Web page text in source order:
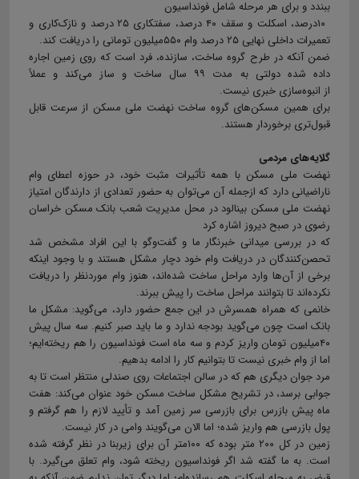
ببندد و برای هر مرحله شامل فونداسیون
۱۰درصد، اسکلت و سقف ۴۰ درصد، سفتکاری ۲۵ درصد و نازک‌کاری و
تعمیرات داخلی نهایی ۲۵ درصد وام ۵۵۰میلیون تومانی را دریافت کند.
ضمن آنکه در طرح گروه ساخت، سازنده، فرد است که روی زمین اجاره
داده شده دولتی به مدت ۹۹ سال ساخت و ساز می‌کند و عملاً
از انبوه‌سازی خبری نیست.
برای همین مسکن‌های گروه ساخت نهضت ملی مسکن از سرعت قابل
قبول‌تری برخوردار هستند.
گلایه‌های مردمی
نهضت ملی مسکن با همه تأثیرات مثبت خود، در حوزه اعطای وام
ناراضیانی دارد که ازجمله آن می‌توان به حضور تعدادی از دارندگان امتیاز
نهضت ملی مسکن بینالود در محل مدیریت شعب بانک مسکن خراسان
رضوی در صبح دیروز اشاره کرد
که در بررسی میدانی خبرنگار ما و گفت‌وگو با این افراد مشخص شد
تحصن‌کنندگان در دریافت وام خود دچار مشکل هستند و با وجود اینکه
برخی از آن‌ها وارد مراحل ساخت شده‌اند، هنوز وام موردنظر را دریافت
نکرده‌اند تا بتوانند مراحل ساخت را پیش ببرند.
خانمی که همراه همسرش در این جمع حضور دارد، می‌گوید: مشکل ما
بانک است چون می‌گوید بودجه ندارد و ما باید صبر کنیم. سه سال پیش
۴۰میلیون تومان واریز کردم و سه ماه است فونداسیون را هم ریخته‌ایم؛
اما از وام خبری نیست تا بتوانیم کار را ادامه بدهیم.
مرد جوان دیگری هم که در سالن اجتماعات روی صندلی منتظر است تا به
جوابی برسد، در تشریح مشکل ساخت مسکن خود عنوان می‌کند: هفت
ماه پیش بازرس برای بازرسی سر زمین آمد و تأیید لازم را هم گرفتم و
پول بازرسی هم واریز شده؛ اما الان می‌گویند وامی در کار نیست.
زمین در کل ۲۰۰ متر بوده که ۱۰۰متر آن برای زیربنا در نظر گرفته شده
است. به ما گفته شد اگر فونداسیون ریخته شود، وام تعلق می‌گیرد. با